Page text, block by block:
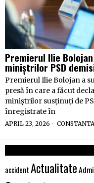
Premierul Ilie
miniștrilor PSD
Premierul Ilie Bolojan a
presă în care a făcut
miniștrilor susținuți de
înregistrate în
APRIL 23, 2026 CONSTANTA
accidentActualitate